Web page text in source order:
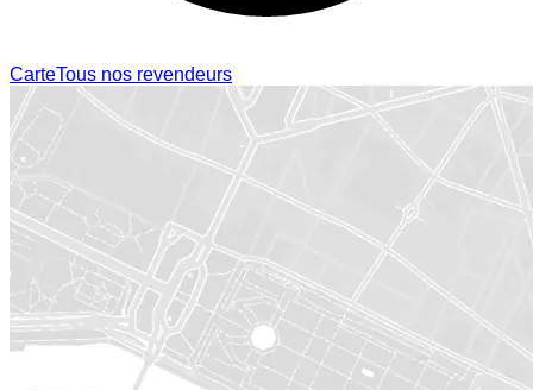
CarteTous nos revendeurs